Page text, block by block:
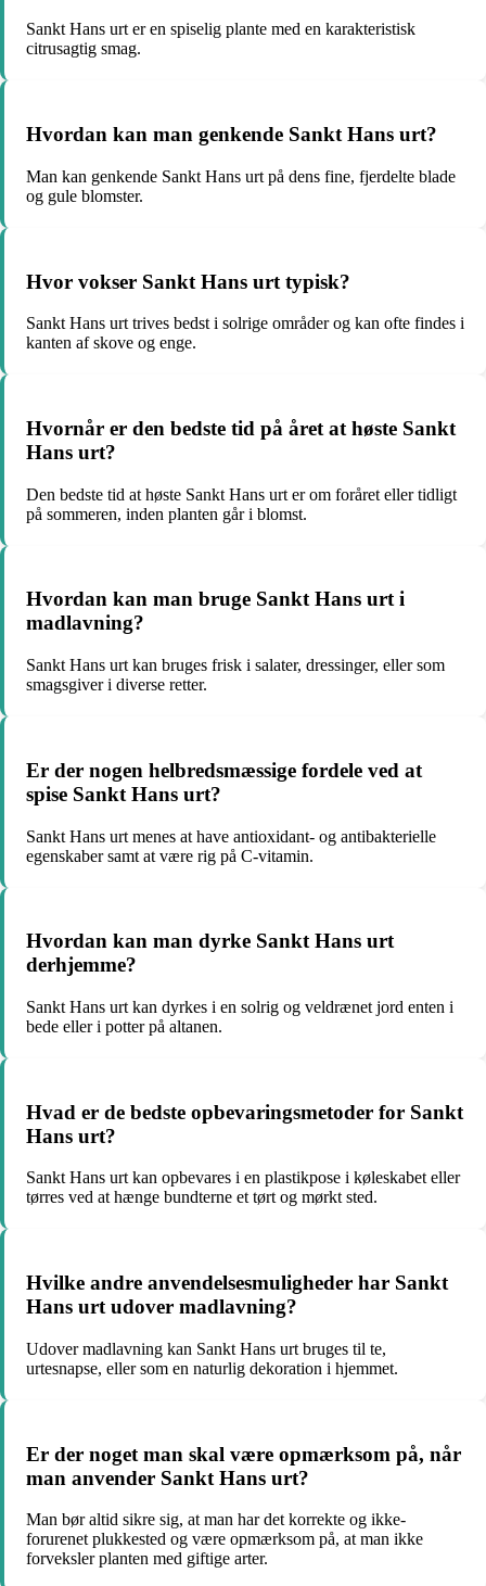
Sankt Hans urt er en spiselig plante med en karakteristisk
citrusagtig smag.
Hvordan kan man genkende Sankt Hans urt?
Man kan genkende Sankt Hans urt på dens fine, fjerdelte blade
og gule blomster.
Hvor vokser Sankt Hans urt typisk?
Sankt Hans urt trives bedst i solrige områder og kan ofte findes i
kanten af skove og enge.
Hvornår er den bedste tid på året at høste Sankt
Hans urt?
Den bedste tid at høste Sankt Hans urt er om foråret eller tidligt
på sommeren, inden planten går i blomst.
Hvordan kan man bruge Sankt Hans urt i
madlavning?
Sankt Hans urt kan bruges frisk i salater, dressinger, eller som
smagsgiver i diverse retter.
Er der nogen helbredsmæssige fordele ved at
spise Sankt Hans urt?
Sankt Hans urt menes at have antioxidant- og antibakterielle
egenskaber samt at være rig på C-vitamin.
Hvordan kan man dyrke Sankt Hans urt
derhjemme?
Sankt Hans urt kan dyrkes i en solrig og veldrænet jord enten i
bede eller i potter på altanen.
Hvad er de bedste opbevaringsmetoder for Sankt
Hans urt?
Sankt Hans urt kan opbevares i en plastikpose i køleskabet eller
tørres ved at hænge bundterne et tørt og mørkt sted.
Hvilke andre anvendelsesmuligheder har Sankt
Hans urt udover madlavning?
Udover madlavning kan Sankt Hans urt bruges til te,
urtesnapse, eller som en naturlig dekoration i hjemmet.
Er der noget man skal være opmærksom på, når
man anvender Sankt Hans urt?
Man bør altid sikre sig, at man har det korrekte og ikke-
forurenet plukkested og være opmærksom på, at man ikke
forveksler planten med giftige arter.